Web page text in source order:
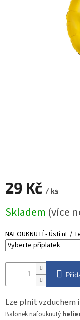
29 Kč / ks
cena:
Skladem (více
NAFOUKNUTÍ - Ústí nL /
Lze plnit
Balonek nafouknutý